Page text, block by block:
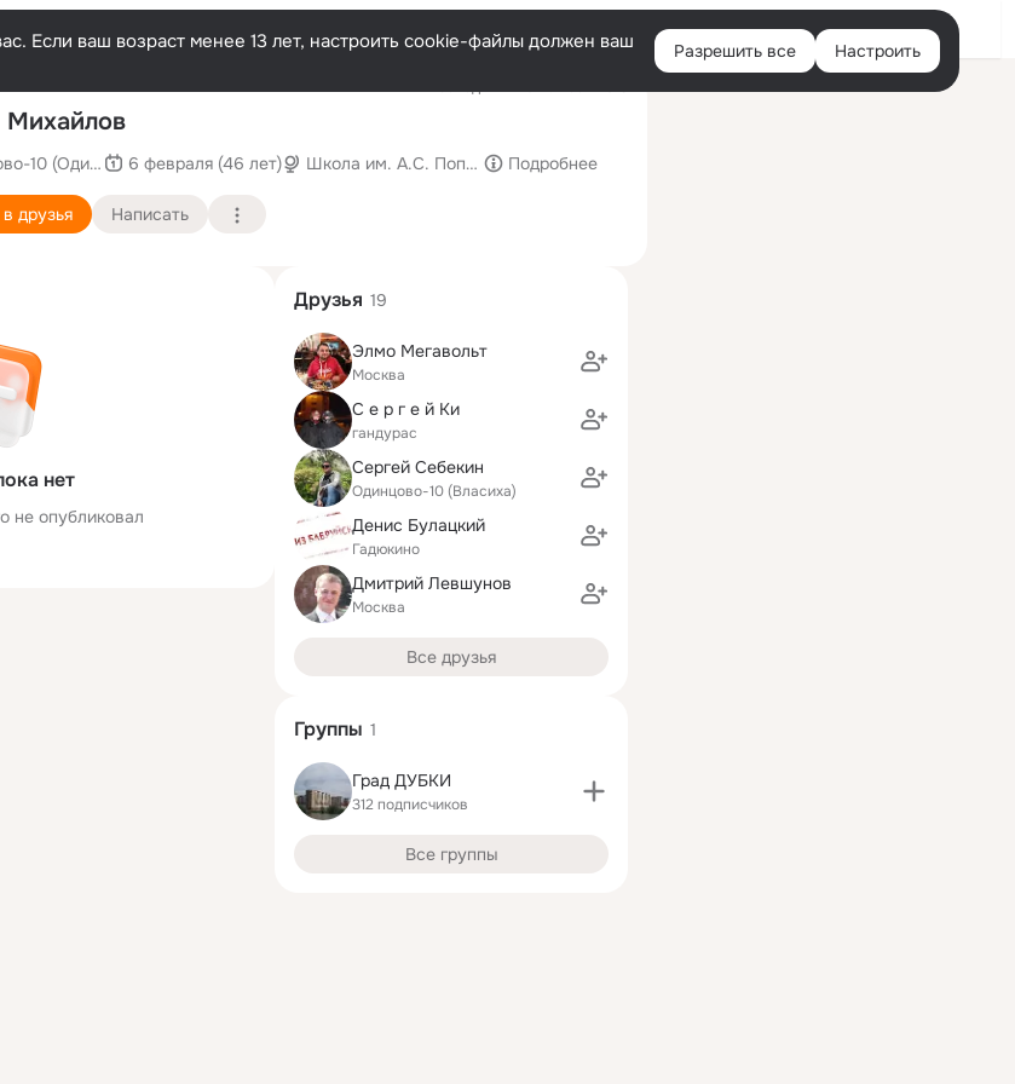
Войти
Если ваш возраст менее 13 лет, настроить cookie-файлы должен ваш
Разрешить все Настроить
Михайлов
10 (Одинцовский район)
6 февраля (46 лет) Школа им. А.С. Попова Подробнее
друзья Написать
нет
не опубликовал
Друзья 19
Элмо Мегавольт
Москва
С е р г е й Ки
гандурас
Сергей Себекин
Одинцово-10 (Власиха)
Денис Булацкий
Гадюкино
Дмитрий Левшунов
Москва
Все друзья
Группы 1
Град ДУБКИ
312 подписчиков
Все группы